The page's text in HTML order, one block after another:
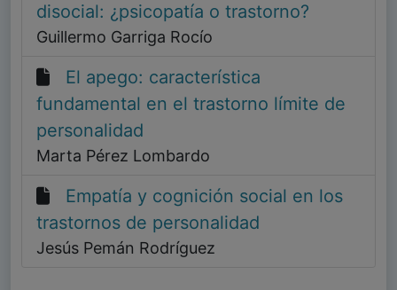
disocial: ¿psicopatía o trastorno?
Guillermo Garriga Rocío
El apego: característica
fundamental en el trastorno límite de
personalidad
Marta Pérez Lombardo
Empatía y cognición social en los
trastornos de personalidad
Jesús Pemán Rodríguez